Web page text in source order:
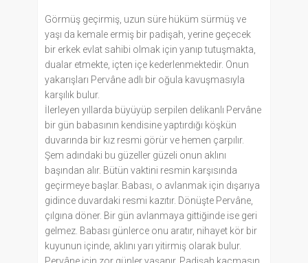
Görmüş geçirmiş, uzun süre hüküm sürmüş ve
yaşı da kemale ermiş bir padişah, yerine geçecek
bir erkek evlat sahibi olmak için yanıp tutuşmakta,
dualar etmekte, içten içe kederlenmektedir. Onun
yakarışları Pervâne adlı bir oğula kavuşmasıyla
karşılık bulur.
İlerleyen yıllarda büyüyüp serpilen delikanlı Pervâne
bir gün babasının kendisine yaptırdığı köşkün
duvarında bir kız resmi görür ve hemen çarpılır.
Şem adındaki bu güzeller güzeli onun aklını
başından alır. Bütün vaktini resmin karşısında
geçirmeye başlar. Babası, o avlanmak için dışarıya
gidince duvardaki resmi kazıtır. Dönüşte Pervâne,
çılgına döner. Bir gün avlanmaya gittiğinde ise geri
gelmez. Babası günlerce onu aratır, nihayet kör bir
kuyunun içinde, aklını yarı yitirmiş olarak bulur.